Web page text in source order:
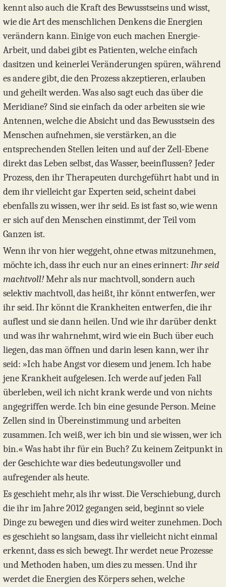
kennt also auch die Kraft des Bewusstseins und wisst,
wie die Art des menschlichen Denkens die Energien
verändern kann. Einige von euch machen Energie-
Arbeit, und dabei gibt es Patienten, welche einfach
dasitzen und keinerlei Veränderungen spüren, während
es andere gibt, die den Prozess akzeptieren, erlauben
und geheilt werden. Was also sagt euch das über die
Meridiane? Sind sie einfach da oder arbeiten sie wie
Antennen, welche die Absicht und das Bewusstsein des
Menschen aufnehmen, sie verstärken, an die
entsprechenden Stellen leiten und auf der Zell-Ebene
direkt das Leben selbst, das Wasser, beeinflussen? Jeder
Prozess, den ihr Therapeuten durchgeführt habt und in
dem ihr vielleicht gar Experten seid, scheint dabei
ebenfalls zu wissen, wer ihr seid. Es ist fast so, wie wenn
er sich auf den Menschen einstimmt, der Teil vom
Ganzen ist.
Wenn ihr von hier weggeht, ohne etwas mitzunehmen,
möchte ich, dass ihr euch nur an eines erinnert: Ihr seid
machtvoll!Mehr als nur machtvoll, sondern auch
selektiv machtvoll, das heißt, ihr könnt entwerfen, wer
ihr seid. Ihr könnt die Krankheiten entwerfen, die ihr
auflest und sie dann heilen. Und wie ihr darüber denkt
und was ihr wahrnehmt, wird wie ein Buch über euch
liegen, das man öffnen und darin lesen kann, wer ihr
seid: »Ich habe Angst vor diesem und jenem. Ich habe
jene Krankheit aufgelesen. Ich werde auf jeden Fall
überleben, weil ich nicht krank werde und von nichts
angegriffen werde. Ich bin eine gesunde Person. Meine
Zellen sind in Übereinstimmung und arbeiten
zusammen. Ich weiß, wer ich bin und sie wissen, wer ich
bin.« Was habt ihr für ein Buch? Zu keinem Zeitpunkt in
der Geschichte war dies bedeutungsvoller und
aufregender als heute.
Es geschieht mehr, als ihr wisst. Die Verschiebung, durch
die ihr im Jahre 2012 gegangen seid, beginnt so viele
Dinge zu bewegen und dies wird weiter zunehmen. Doch
es geschieht so langsam, dass ihr vielleicht nicht einmal
erkennt, dass es sich bewegt. Ihr werdet neue Prozesse
und Methoden haben, um dies zu messen. Und ihr
werdet die Energien des Körpers sehen, welche